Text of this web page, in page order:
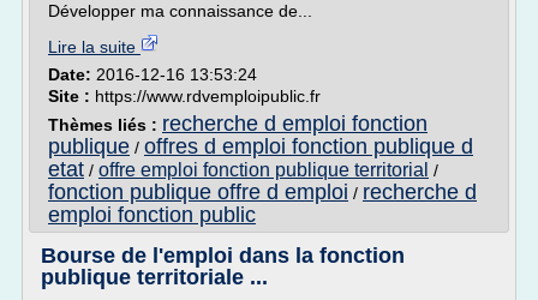
Développer ma connaissance de...
Lire la suite
Date: 2016-12-16 13:53:24
Site : https://www.rdvemploipublic.fr
Thèmes liés : recherche d emploi fonction
publique / offres d emploi fonction publique d
etat / offre emploi fonction publique territorial /
fonction publique offre d emploi / recherche d
emploi fonction public
Bourse de l'emploi dans la fonction
publique territoriale ...